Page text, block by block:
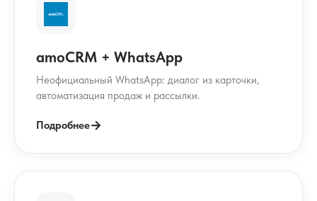
amoCRM + WhatsApp
Неофициальный WhatsApp: диалог из карточки,
автоматизация продаж и рассылки.
Подробнее→